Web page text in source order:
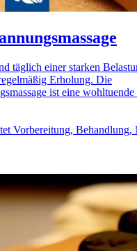
täglich einer starken
Erholung. Die
ist eine
Vorbereitung, Behandlung,